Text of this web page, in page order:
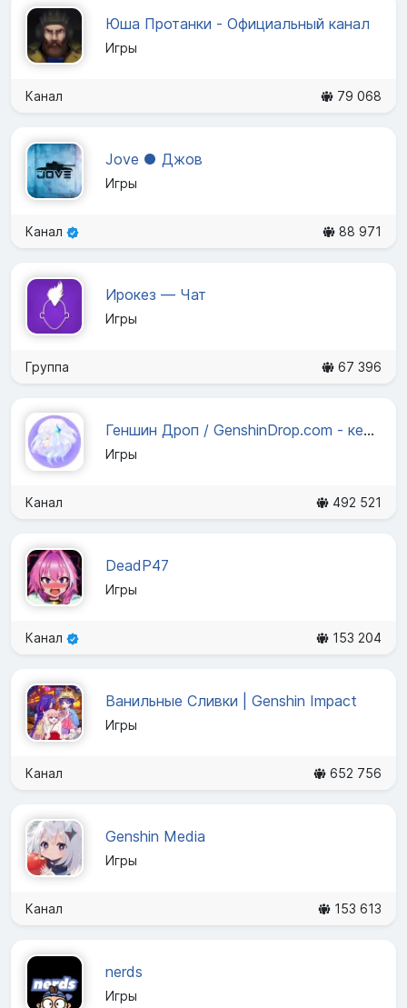
Юша Протанки - Официальный канал
Игры
Канал 79 068
Jove ● Джов
Игры
Канал 88 971
Ирокез — Чат
Игры
Группа 67 396
Геншин Дроп / GenshinDrop.com - кейсы с примогемами
Игры
Канал 492 521
DeadP47
Игры
Канал 153 204
Ванильные Сливки | Genshin Impact
Игры
Канал 652 756
Genshin Media
Игры
Канал 153 613
nerds
Игры